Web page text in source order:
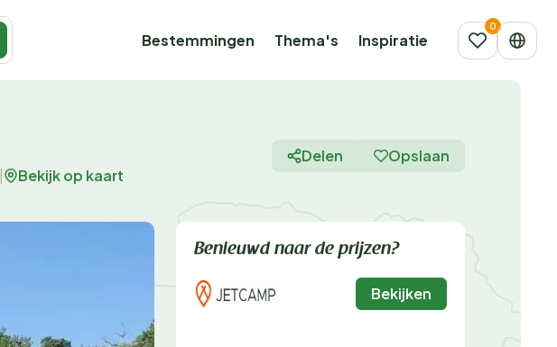
Bestemmingen Thema's Inspiratie
Bekijk op kaart
Delen Opslaan
Benieuwd naar de prijzen?
Bekijken